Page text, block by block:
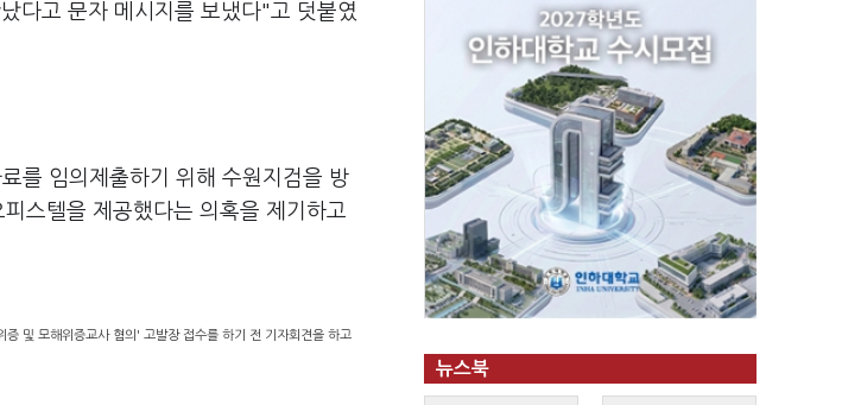
다고 문자 메시지를 보냈다"고 덧붙였
를 임의제출하기 위해 수원지검을 방
스텔을 제공했다는 의혹을 제기하고
및 모해위증교사 혐의' 고발장 접수를 하기 전 기자회견을 하고
뉴스북